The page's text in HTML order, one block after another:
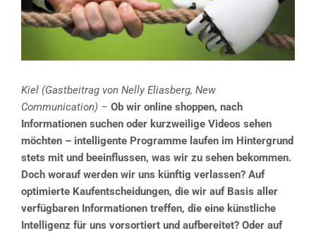
Kiel (Gastbeitrag von Nelly Eliasberg, New
Communication) – Ob wir online shoppen, nach
Informationen suchen oder kurzweilige Videos sehen
möchten – intelligente Programme laufen im Hintergrund
stets mit und beeinflussen, was wir zu sehen bekommen.
Doch worauf werden wir uns künftig verlassen? Auf
optimierte Kaufentscheidungen, die wir auf Basis aller
verfügbaren Informationen treffen, die eine künstliche
Intelligenz für uns vorsortiert und aufbereitet? Oder auf